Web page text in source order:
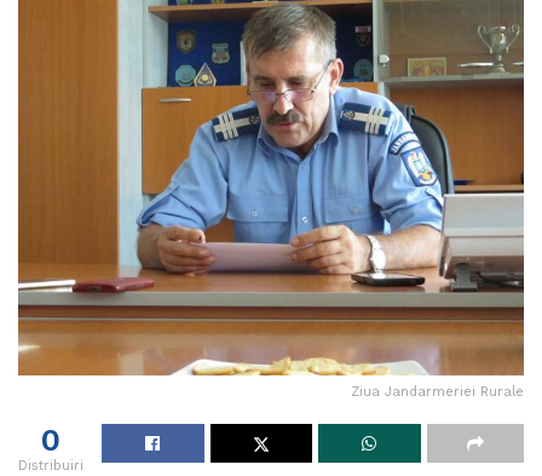
Ziua Jandarmeriei Rurale
0
Distribuiri